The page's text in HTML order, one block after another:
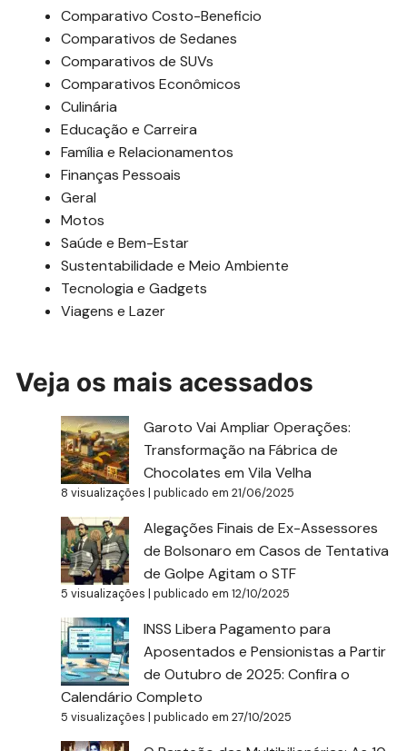
Comparativo Costo-Beneficio
Comparativos de Sedanes
Comparativos de SUVs
Comparativos Econômicos
Culinária
Educação e Carreira
Família e Relacionamentos
Finanças Pessoais
Geral
Motos
Saúde e Bem-Estar
Sustentabilidade e Meio Ambiente
Tecnologia e Gadgets
Viagens e Lazer
Veja os mais acessados
Garoto Vai Ampliar Operações:
Transformação na Fábrica de
Chocolates em Vila Velha
8 visualizações |publicado em 21/06/2025
Alegações Finais de Ex-Assessores
de Bolsonaro em Casos de Tentativa
de Golpe Agitam o STF
5 visualizações |publicado em 12/10/2025
INSS Libera Pagamento para
Aposentados e Pensionistas a Partir
de Outubro de 2025: Confira o
Calendário Completo
5 visualizações |publicado em 27/10/2025